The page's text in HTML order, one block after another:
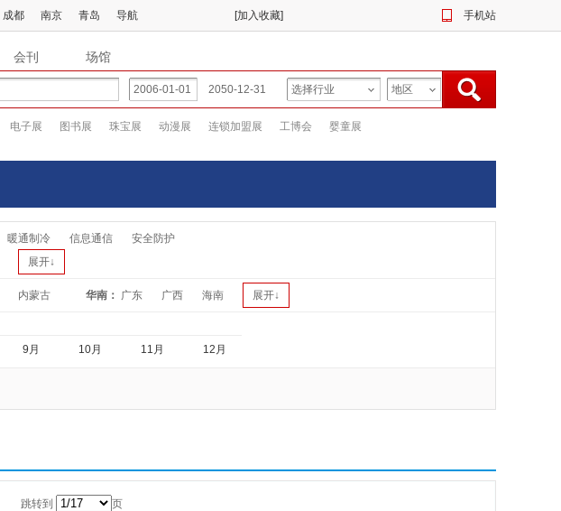
成都 南京 青岛 导航 [加入收藏] 手机站
会刊 场馆
电子展 图书展 珠宝展 动漫展 连锁加盟展 工博会 婴童展
暖通制冷 信息通信
安全防护
展开↓
内蒙古 华南： 广东 广西 海南 展开↓
9月 10月 11月 12月
跳转到 页